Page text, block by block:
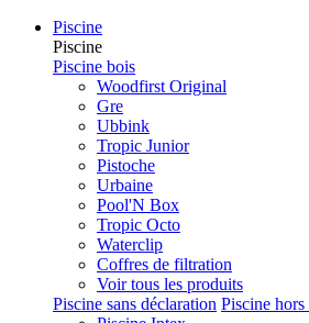
Piscine
Piscine
Piscine bois
Woodfirst Original
Gre
Ubbink
Tropic Junior
Pistoche
Urbaine
Pool'N Box
Tropic Octo
Waterclip
Coffres de filtration
Voir tous les produits
Piscine sans déclaration Piscine hors